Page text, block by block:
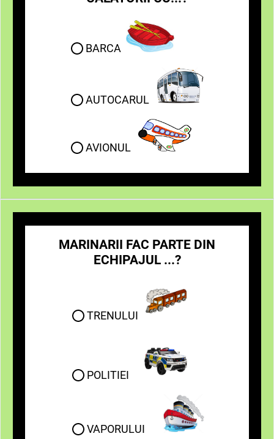
BARCA
AUTOCARUL
AVIONUL
MARINARII FAC PARTE DIN
ECHIPAJUL ...?
TRENULUI
POLITIEI
VAPORULUI